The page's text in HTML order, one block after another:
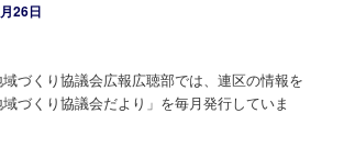
26日
づくり協議会広報広聴部では、連区の情報を
づくり協議会だより」を毎月発行していま